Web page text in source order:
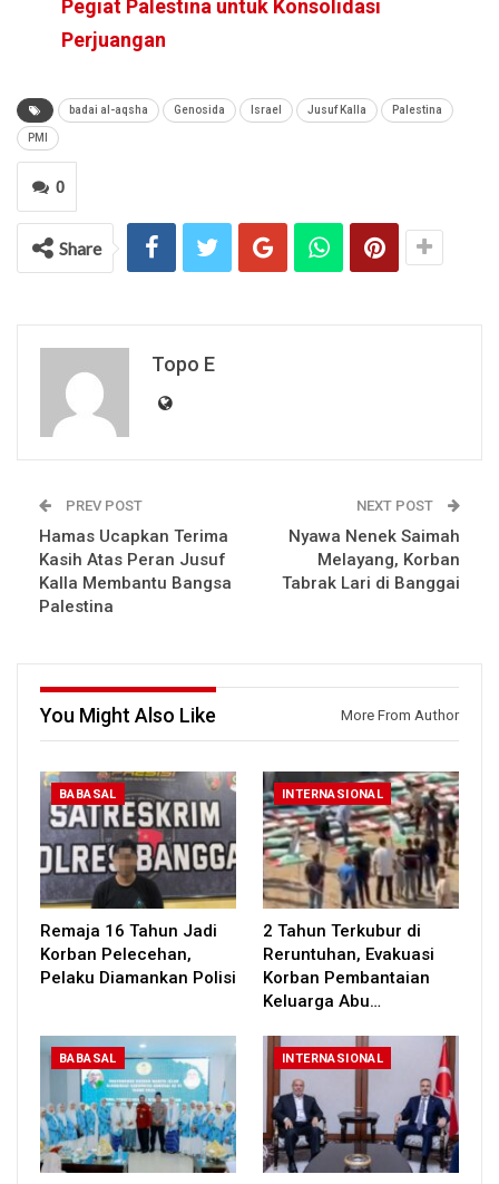
Pegiat Palestina untuk Konsolidasi
Perjuangan
badai al-aqsha Genosida Israel Jusuf Kalla Palestina
PMI
0
Share
Topo E
PREV POST
Hamas Ucapkan Terima
Kasih Atas Peran Jusuf
Kalla Membantu Bangsa
Palestina
NEXT POST
Nyawa Nenek Saimah
Melayang, Korban
Tabrak Lari di Banggai
You Might Also Like More From Author
BABASAL
Remaja 16 Tahun Jadi
Korban Pelecehan,
Pelaku Diamankan Polisi
INTERNASIONAL
2 Tahun Terkubur di
Reruntuhan, Evakuasi
Korban Pembantaian
Keluarga Abu…
BABASAL INTERNASIONAL